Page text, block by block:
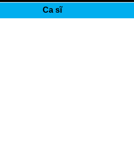
Ca sĩ